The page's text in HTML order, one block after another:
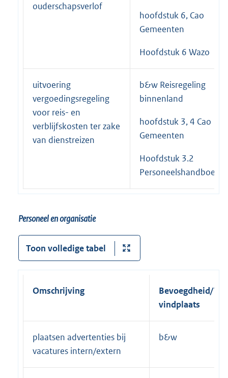
ouderschapsverlof
hoofdstuk 6, Cao
Gemeenten
Hoofdstuk 6 Wazo
uitvoering
vergoedingsregeling
voor reis- en
verblijfskosten ter zake
van dienstreizen
b&w Reisregeling
binnenland
hoofdstuk 3, 4 Cao
Gemeenten
Hoofdstuk 3.2
Personeelshandboek
Personeel en organisatie
Toon volledige tabel
Omschrijving
Bevoegdheid/
vindplaats
plaatsen advertenties bij
vacatures intern/extern
b&w